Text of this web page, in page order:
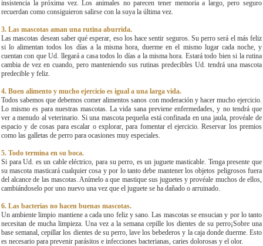
insistencia la próxima vez. Los animales no parecen tener memoria a largo, pero seguro
recuerdan como consiguieron salirse con la suya la última vez.
3. Las mascotas aman una rutina aburrida.
Las mascotas desean saber qué esperar, eso los hace sentir seguros. Su perro será el más feliz
si lo alimentan todos los días a la misma hora, duerme en el mismo lugar cada noche, y
cuentan con que Ud. llegará a casa todos lo días a la misma hora. Estará todo bien si la rutina
cambia de vez en cuando, pero manteniendo sus rutinas predecibles Ud. tendrá una mascota
predecible y feliz.
4. Buen alimento y mucho ejercicio es igual a una larga vida.
Todos sabemos que debemos comer alimentos sanos con moderación y hacer mucho ejercicio.
Lo mismo es para nuestras mascotas. La vida sana previene enfermedades, y no tendrá que
ver a menudo al veterinario. Si una mascota pequeña está confinada en una jaula, provéale de
espacio y de cosas para escalar o explorar, para fomentar el ejercicio. Reservar los premios
como las galletas de perro para ocasiones muy especiales.
5. Todo termina en su boca.
Si para Ud. es un cable eléctrico, para su perro, es un juguete masticable. Tenga presente que
su mascota masticará cualquier cosa y por lo tanto debe mantener los objetos peligrosos fuera
del alcance de las mascotas. Anímelo a que mastique sus juguetes y provéale muchos de ellos,
cambiándoselo por uno nuevo una vez que el juguete se ha dañado o arruinado.
6. Las bacterias no hacen buenas mascotas.
Un ambiente limpio mantiene a cada uno feliz y sano. Las mascotas se ensucian y por lo tanto
necesitan de mucha limpieza. Una vez a la semana cepille los dientes de su perro¡Sobre una
base semanal, cepillar los dientes de su perro, lave los bebederos y la caja donde duerme. Esto
es necesario para prevenir parásitos e infecciones bacterianas, caries dolorosas y el olor.